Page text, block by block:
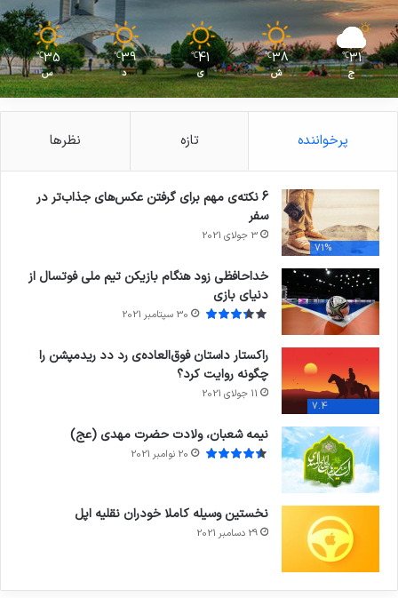
31
℃
ج
38
℃
ش
41
℃
ی
39
℃
د
35
℃
س
پرخواننده تازه نظرها
71%
6 نکته‌ی مهم برای گرفتن عکس‌های جذاب‌تر در
سفر
3 جولای 2021
خداحافظی زود هنگام بازیکن تیم ملی فوتسال از
دنیای بازی
30 سپتامبر 2021
7.4
راکستار داستان فوق‌العاده‌ی رد دد ریدمپشن را
چگونه روایت کرد؟
11 جولای 2021
نیمه شعبان، ولادت حضرت مهدی (عج)
20 نوامبر 2021
نخستین وسیله کاملا خودران نقلیه اپل
29 دسامبر 2021